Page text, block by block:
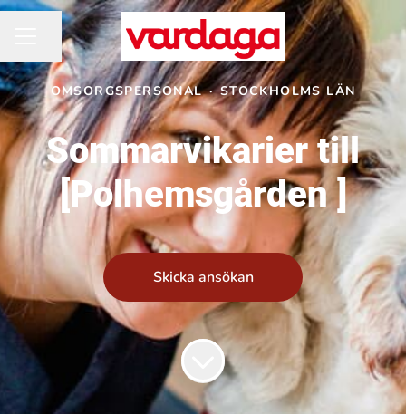
KARRIÄRMENY
Dela sidan
OMSORGSPERSONAL · STOCKHOLMS LÄN
Sommarvikarier till
[Polhemsgården ]
Skicka ansökan